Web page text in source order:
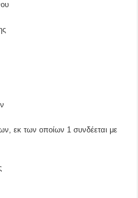
εκ των οποίων 1 συνδέεται με